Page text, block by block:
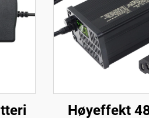
Høyeffekt